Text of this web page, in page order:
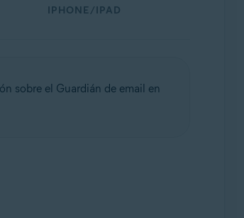
IPHONE/IPAD
sobre el Guardián de email en